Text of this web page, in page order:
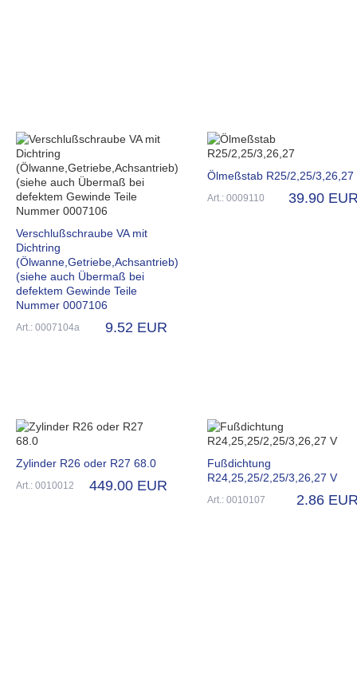
Verschlußschraube VA mit
Dichtring
(Ölwanne,Getriebe,Achsantrieb)
(siehe auch Übermaß bei
defektem Gewinde Teile
Nummer 0007106
Art.: 0007104a 9.52 EUR
Ölmeßstab R25/2,25/3,26,27
Art.: 0009110 39.90
Zylinder R26 oder R27 68.0
Art.: 0010012 449.00 EUR
Fußdichtung
R24,25,25/2,25/3,26,27 V
Art.: 0010107 2.86